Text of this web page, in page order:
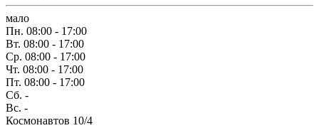
мало
Пн. 08:00 - 17:00
Вт. 08:00 - 17:00
Ср. 08:00 - 17:00
Чт. 08:00 - 17:00
Пт. 08:00 - 17:00
Сб. -
Вс. -
Космонавтов 10/4